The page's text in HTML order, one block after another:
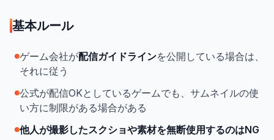
基本ルール
ゲーム会社が配信ガイドラインを公開している場合は、
それに従う
公式が配信OKとしているゲームでも、サムネイルの使
い方に制限がある場合がある
他人が撮影したスクショや素材を無断使用するのはNG